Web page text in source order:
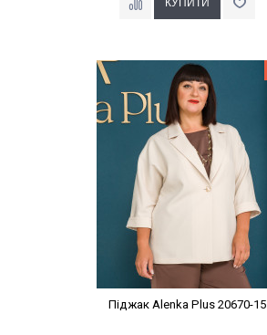
Наклейки Варіант з %
Піджак Alenka Plus 20670-15